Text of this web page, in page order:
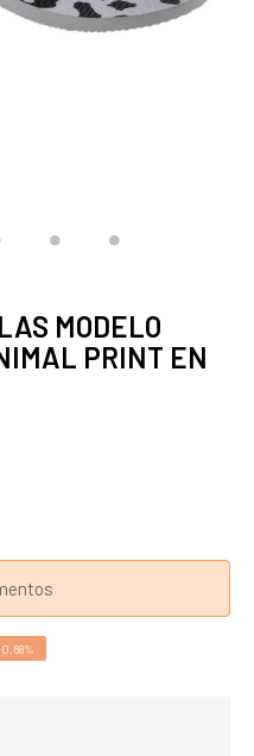
MODELO
PRINT EN